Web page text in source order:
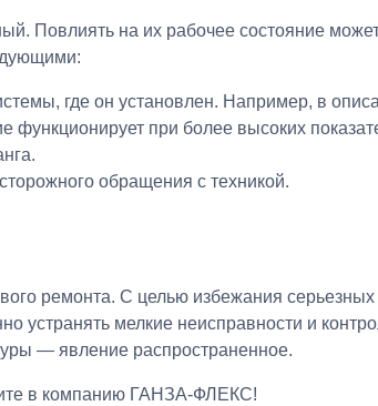
Повлиять на их рабочее состояние
где он установлен. Например, в
функционирует при более высоких
обращения с техникой.
ремонта. С целью избежания
устранять мелкие неисправности и
— явление распространенное.
в компанию ГАНЗА-ФЛЕКС!